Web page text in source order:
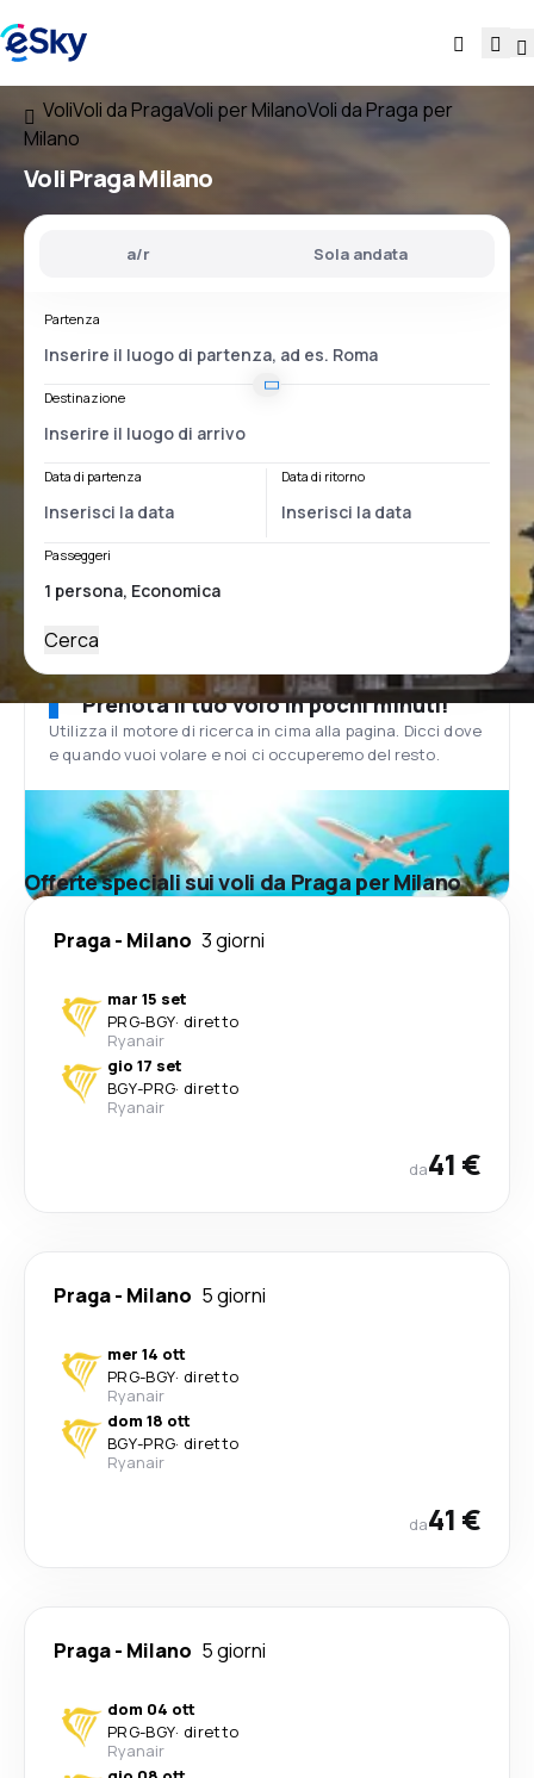
VoliVoli da PragaVoli per MilanoVoli da Praga per
Milano
VoliPraga Milano
a/r Sola andata
Partenza
Destinazione
Data di partenza Data di ritorno
Passeggeri
Cerca
Prenota il tuo volo in pochi minuti!
Utilizza il motore di ricerca in cima alla pagina. Dicci dove
e quando vuoi volare e noi ci occuperemo del resto.
Offerte speciali sui voli da Praga per Milano
Praga- Milano 3 giorni
mar 15 set
PRG-BGY· diretto
Ryanair
gio 17 set
BGY-PRG· diretto
Ryanair
da41 €
Praga- Milano 5 giorni
mer 14 ott
PRG-BGY· diretto
Ryanair
dom 18 ott
BGY-PRG· diretto
Ryanair
da41 €
Praga- Milano 5 giorni
dom 04 ott
PRG-BGY· diretto
Ryanair